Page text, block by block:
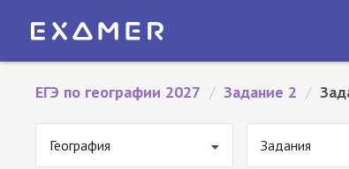
ЕГЭ по географии 2027 / Задание 2 /
География Задания